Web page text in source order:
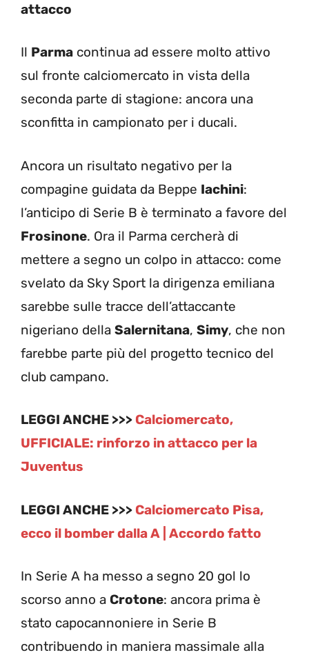
attacco
Il Parma continua ad essere molto attivo
sul fronte calciomercato in vista della
seconda parte di stagione: ancora una
sconfitta in campionato per i ducali.
Ancora un risultato negativo per la
compagine guidata da Beppe Iachini:
l’anticipo di Serie B è terminato a favore del
Frosinone. Ora il Parma cercherà di
mettere a segno un colpo in attacco: come
svelato da Sky Sport la dirigenza emiliana
sarebbe sulle tracce dell’attaccante
nigeriano della Salernitana, Simy, che non
farebbe parte più del progetto tecnico del
club campano.
LEGGI ANCHE >>> Calciomercato,
UFFICIALE: rinforzo in attacco per la
Juventus
LEGGI ANCHE >>> Calciomercato Pisa,
ecco il bomber dalla A | Accordo fatto
In Serie A ha messo a segno 20 gol lo
scorso anno a Crotone: ancora prima è
stato capocannoniere in Serie B
contribuendo in maniera massimale alla